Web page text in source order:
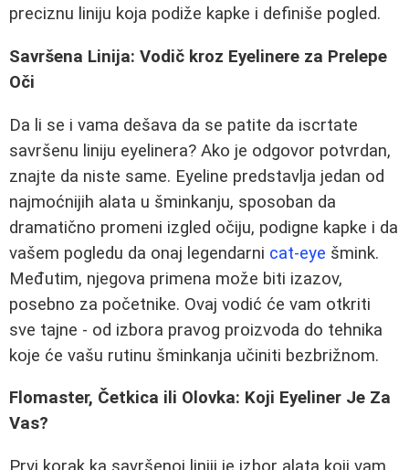
preciznu liniju koja podiže kapke i definiše pogled.
Savršena Linija: Vodič kroz Eyelinere za Prelepe
Oči
Da li se i vama dešava da se patite da iscrtate
savršenu liniju eyelinera? Ako je odgovor potvrdan,
znajte da niste same. Eyeline predstavlja jedan od
najmoćnijih alata u šminkanju, sposoban da
dramatično promeni izgled očiju, podigne kapke i da
vašem pogledu da onaj legendarni cat-eye šmink.
Međutim, njegova primena može biti izazov,
posebno za početnike. Ovaj vodić će vam otkriti
sve tajne - od izbora pravog proizvoda do tehnika
koje će vašu rutinu šminkanja učiniti bezbrižnom.
Flomaster, Četkica ili Olovka: Koji Eyeliner Je Za
Vas?